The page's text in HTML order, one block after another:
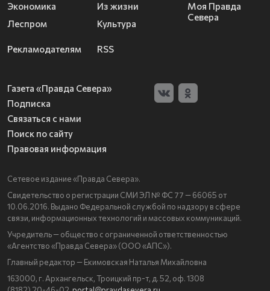
Экономика
Леспром
Из жизни
Культура
Моя Правда
Севера
Рекламодателям RSS
Газета «Правда Севера»
Подписка
Связаться с нами
Поиск по сайту
Правовая информация
Сетевое издание «Правда Севера».
Свидетельство о регистрации СМИ ЭЛ № ФС 77 — 66065 от
10.06.2016. Выдано Федеральной службой по надзору в сфере
связи, информационных технологий и массовых коммуникаций.
Учредитель — общество с ограниченной ответственностью
«Агентство «Правда Севера» (ООО «АПС»).
Главный редактор — Екимовская Наталья Михайловна
163000, г. Архангельск, Троицкий пр-т, д. 52, оф. 1308